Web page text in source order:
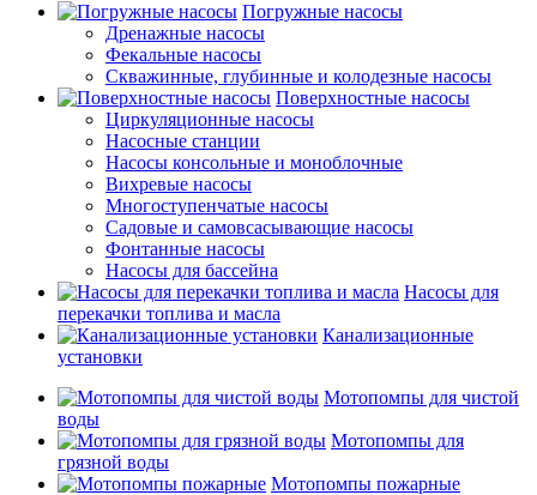
Погружные насосы
Дренажные насосы
Фекальные насосы
Скважинные, глубинные и колодезные насосы
Поверхностные насосы
Циркуляционные насосы
Насосные станции
Насосы консольные и моноблочные
Вихревые насосы
Многоступенчатые насосы
Садовые и самовсасывающие насосы
Фонтанные насосы
Насосы для бассейна
Насосы для
перекачки топлива и масла
Канализационные
установки
Мотопомпы для чистой
воды
Мотопомпы для
грязной воды
Мотопомпы пожарные